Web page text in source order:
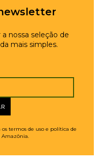
nossa seleção de
mais simples.
termos de uso e política de
Amazônia.